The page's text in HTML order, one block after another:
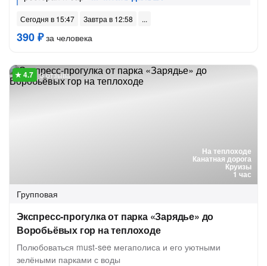
Сегодня в 15:47 Завтра в 12:58
390 ₽за человека
На теплоходе
Канатная дорога
Круизы
1 час
3 отзыва
Групповая
Экспресс-прогулка от парка «Зарядье» до
Воробьёвых гор на теплоходе
Полюбоваться must-see мегаполиса и его уютными
зелёными парками с воды